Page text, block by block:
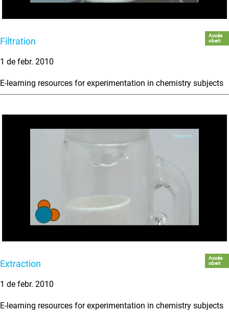
Filtration
Accés
obert
1 de febr. 2010
E-learning resources for experimentation in chemistry subjects
Extraction
Accés
obert
1 de febr. 2010
E-learning resources for experimentation in chemistry subjects